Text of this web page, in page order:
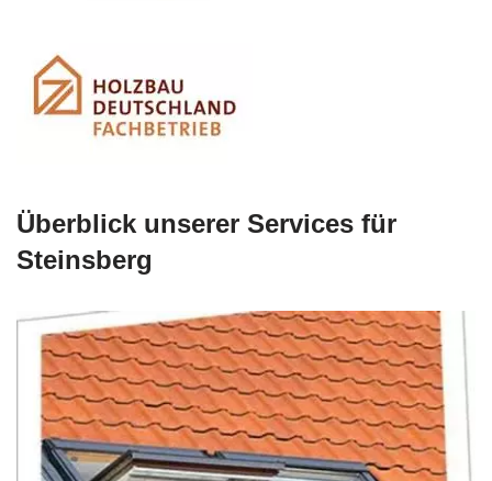
Überblick unserer Services für
Steinsberg